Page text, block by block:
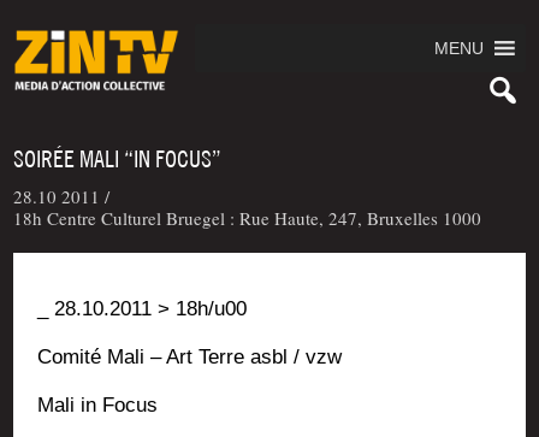
MENU
SOIRÉE MALI “IN FOCUS”
28.10 2011 /
18h Centre Culturel Bruegel : Rue Haute, 247, Bruxelles 1000
_ 28.10.2011 > 18h/u00
Comi­té Mali – Art Terre asbl / vzw
Mali in Focus